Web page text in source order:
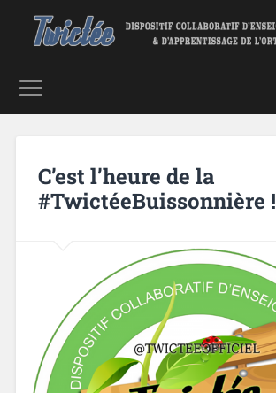
C’est l’heure de la
#TwictéeBuissonnière !